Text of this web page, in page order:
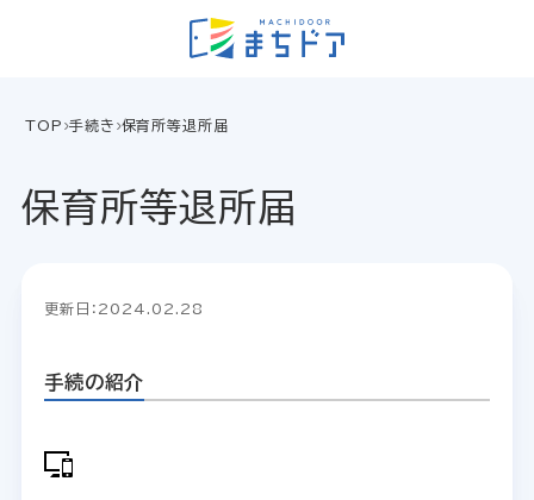
TOP 手続き 保育所等退所届
保育所等退所届
更新日：2024.02.28
手続の紹介